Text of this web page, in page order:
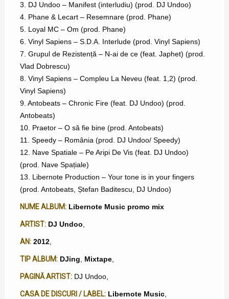
3. DJ Undoo – Manifest (interludiu) (prod. DJ Undoo)
4. Phane & Lecart – Resemnare (prod. Phane)
5. Loyal MC – Om (prod. Phane)
6. Vinyl Sapiens – S.D.A. Interlude (prod. Vinyl Sapiens)
7. Grupul de Rezistență – N-ai de ce (feat. Japhet) (prod.
Vlad Dobrescu)
8. Vinyl Sapiens – Compleu La Neveu (feat. 1,2) (prod.
Vinyl Sapiens)
9. Antobeats – Chronic Fire (feat. DJ Undoo) (prod.
Antobeats)
10. Praetor – O să fie bine (prod. Antobeats)
11. Speedy – România (prod. DJ Undoo/ Speedy)
12. Nave Spatiale – Pe Aripi De Vis (feat. DJ Undoo)
(prod. Nave Spațiale)
13. Libernote Production – Your tone is in your fingers
(prod. Antobeats, Ștefan Baditescu, DJ Undoo)
NUME ALBUM: Libernote Music promo mix
ARTIST: DJ Undoo
AN: 2012,
TIP ALBUM: DJing Mixtape,
PAGINĂ ARTIST: DJ Undoo,
CASA DE DISCURI / LABEL: Libernote Music,